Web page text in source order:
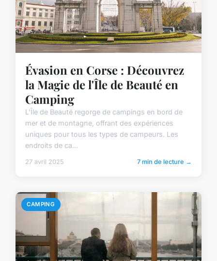
Évasion en Corse : Découvrez
la Magie de l'Île de Beauté en
Camping
L'Île de Beauté regorge de campings en bord de
mer et de montagne, offrant des expériences
uniques pour tous les types de campeurs. Les
endroits de ca...
27 avril 2025 7 min de lecture →
CAMPING